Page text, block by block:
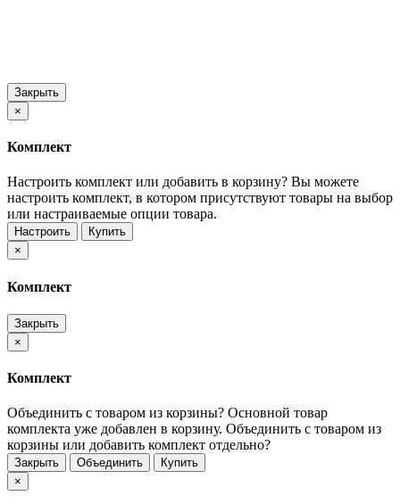
Закрыть
×
Комплект
Настроить комплект или добавить в корзину? Вы можете
настроить комплект, в котором присутствуют товары на выбор
или настраиваемые опции товара.
Настроить
Купить
×
Комплект
Закрыть
×
Комплект
Объединить с товаром из корзины? Основной товар
комплекта уже добавлен в корзину. Объединить с товаром из
корзины или добавить комплект отдельно?
Закрыть Объединить
Купить
×